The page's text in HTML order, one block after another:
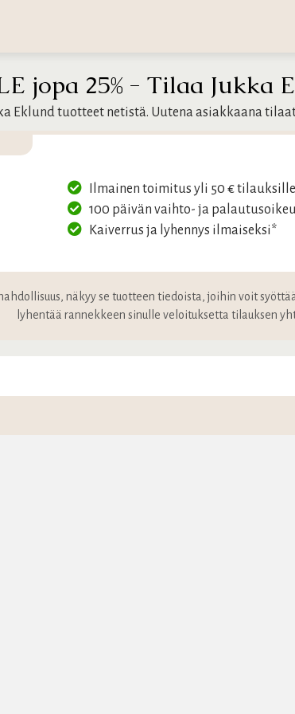
jopa 25% - Tilaa Jukka
Eklund tuotteet netistä. Uutena asiakkaana
Ilmainen toimitus yli 50 € tilauksille
100 päivän vaihto- ja
Kaiverrus ja lyhennys ilmaiseksi*
näkyy se tuotteen tiedoista, joihin voit
lyhentää rannekkeen sinulle veloituksetta tilauksen